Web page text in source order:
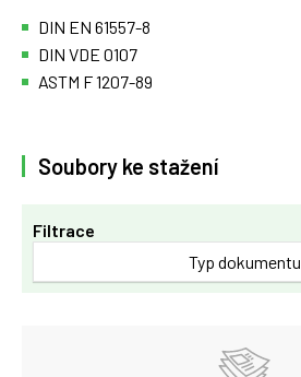
DIN EN 61557-8
DIN VDE 0107
ASTM F 1207-89
Soubory ke stažení
Filtrace
Typ dokumentu